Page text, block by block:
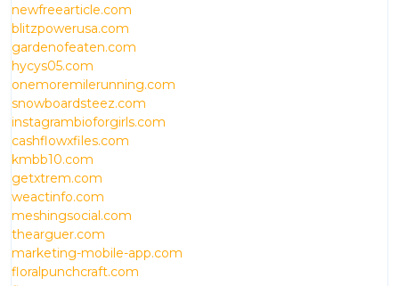
newfreearticle.com
blitzpowerusa.com
gardenofeaten.com
hycys05.com
onemoremilerunning.com
snowboardsteez.com
instagrambioforgirls.com
cashflowxfiles.com
kmbb10.com
getxtrem.com
weactinfo.com
meshingsocial.com
thearguer.com
marketing-mobile-app.com
floralpunchcraft.com